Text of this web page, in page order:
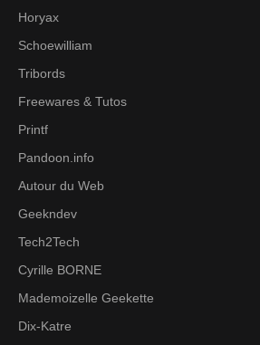
Horyax
Schoewilliam
Tribords
Freewares & Tutos
Printf
Pandoon.info
Autour du Web
Geekndev
Tech2Tech
Cyrille BORNE
Mademoizelle Geekette
Dix-Katre